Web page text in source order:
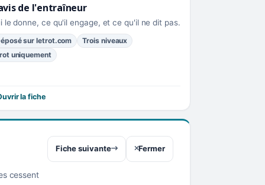
de l'entraîneur
le donne, ce qu'il engage, et ce qu'il ne dit pas.
sur letrot.com
Trois niveaux
uniquement
la fiche
cessent
Fiche suivante Fermer